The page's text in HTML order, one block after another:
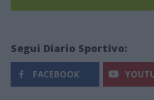
Segui Diario Sportivo:
FACEBOOK